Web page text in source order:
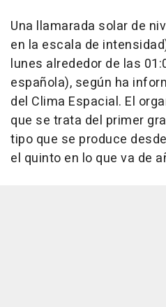
Una llamarada solar de
en la escala de
lunes alrededor de las
española), según ha
del Clima Espacial. El
que se trata del primer
tipo que se produce
el quinto en lo que va de